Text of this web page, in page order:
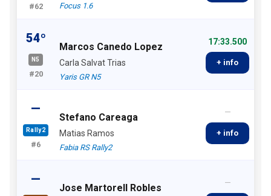
#62 Focus 1.6
54º
N5
#20
Marcos Canedo Lopez
Carla Salvat Trias
Yaris GR N5
17:33.500
+ info
—
Rally2
#6
Stefano Careaga
Matias Ramos
Fabia RS Rally2
—
+ info
—
Jose Martorell Robles —